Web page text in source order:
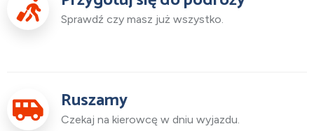
Sprawdź czy masz już wszystko.
Ruszamy
Czekaj na kierowcę w dniu wyjazdu.